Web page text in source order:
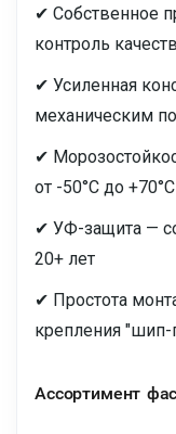
✔ Собственное
контроль
✔ Усиленная
механическим
✔
от -50°C до +70°C
✔ УФ-защита —
20+ лет
✔ Простота
крепления "шип-
Ассортимент